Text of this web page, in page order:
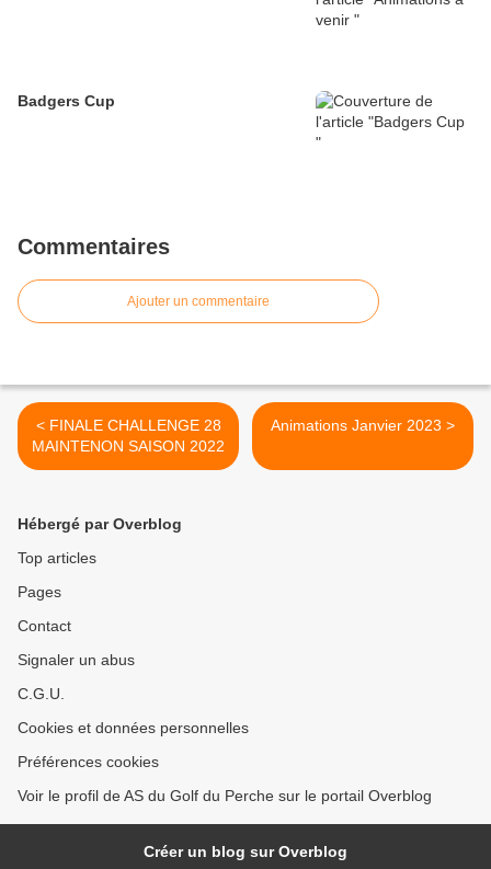
Badgers Cup
Commentaires
Ajouter un commentaire
< FINALE CHALLENGE 28
MAINTENON SAISON 2022
Animations Janvier 2023 >
Hébergé par Overblog
Top articles
Pages
Contact
Signaler un abus
C.G.U.
Cookies et données personnelles
Préférences cookies
Voir le profil de AS du Golf du Perche sur le portail Overblog
Créer un blog sur Overblog